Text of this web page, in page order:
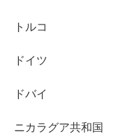
トルコ
ドイツ
ドバイ
ニカラグア共和国